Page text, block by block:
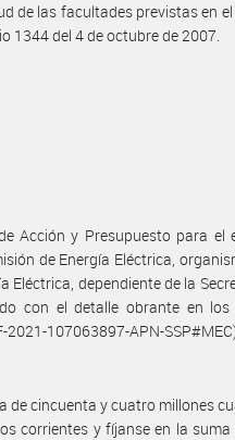
de las facultades previstas en
1344 del 4 de octubre de 2007.
Acción y Presupuesto para el
de Energía Eléctrica,
Eléctrica, dependiente de la
con el detalle obrante en
2021-107063897-APN-
de cincuenta y cuatro millones
corrientes y fíjanse en la